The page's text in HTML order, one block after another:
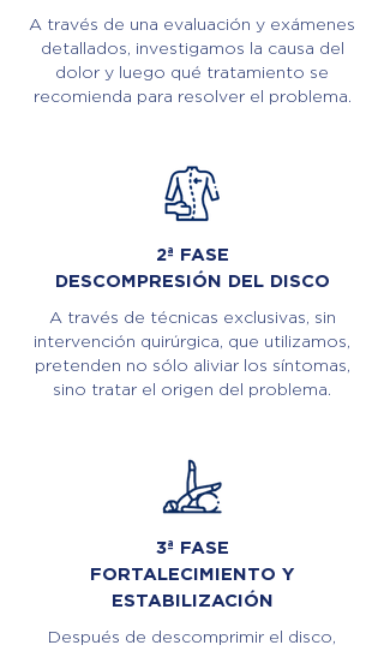
A través de una evaluación y exámenes
detallados, investigamos la causa del
dolor y luego qué tratamiento se
recomienda para resolver el problema.
2ª FASE
DESCOMPRESIÓN DEL DISCO
A través de técnicas exclusivas, sin
intervención quirúrgica, que utilizamos,
pretenden no sólo aliviar los síntomas,
sino tratar el origen del problema.
3ª FASE
FORTALECIMIENTO Y
ESTABILIZACIÓN
Después de descomprimir el disco,